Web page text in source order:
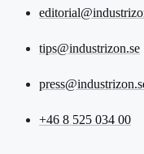
tips@industrizon.se
+46 8 525 034 00